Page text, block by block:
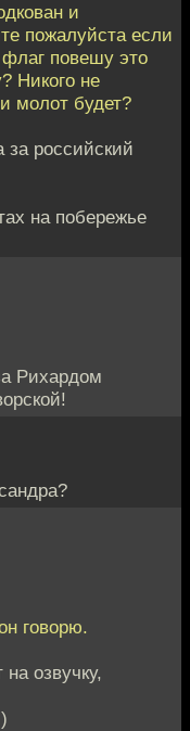
и
пожалуйста если
повешу это
Никого не
молот будет?
за российский
на побережье
Рихардом
говорю.
озвучку,